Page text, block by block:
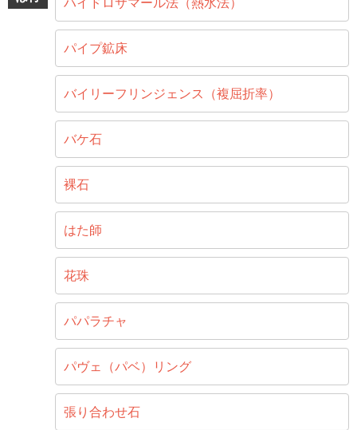
パイプ鉱床
バイリーフリンジェンス（複屈折率）
バケ石
裸石
はた師
花珠
パパラチャ
パヴェ（パベ）リング
張り合わせ石